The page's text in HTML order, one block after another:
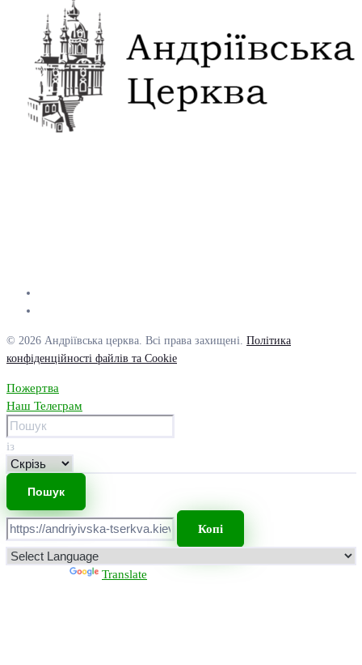
© 2026 Андріївська церква. Всі права захищені. Політика
конфіденційності файлів та Cookie
Пожертва
Наш Телеграм
із
Копі
Translate